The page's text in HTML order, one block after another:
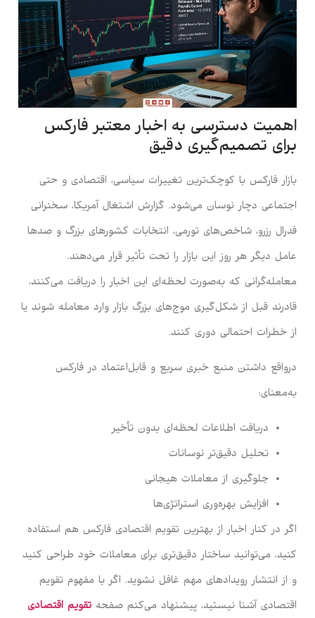
اهمیت دسترسی به اخبار معتبر فارکس
برای تصمیم‌گیری دقیق
بازار فارکس با کوچک‌ترین تغییرات سیاسی، اقتصادی و حتی
اجتماعی دچار نوسان می‌شود. گزارش اشتغال آمریکا، سخنرانی
فدرال رزرو، شاخص‌های تورمی، انتخابات کشورهای بزرگ و صدها
عامل دیگر هر روز این بازار را تحت تأثیر قرار می‌دهند.
معامله‌گرانی که به‌صورت لحظه‌ای این اخبار را دریافت می‌کنند،
قادرند قبل از شکل‌گیری موج‌های بزرگ بازار وارد معامله شوند یا
از خطرات احتمالی دوری کنند.
درواقع داشتن منبع خبری سریع و قابل‌اعتماد در فارکس
به‌معنای:
دریافت اطلاعات لحظه‌ای بدون تأخیر
تحلیل دقیق‌تر نوسانات
جلوگیری از معاملات هیجانی
افزایش بهره‌وری استراتژی‌ها
اگر در کنار اخبار از بهترین تقویم اقتصادی فارکس هم استفاده
کنید، می‌توانید ساختار دقیق‌تری برای معاملات خود طراحی کنید
و از انتشار رویدادهای مهم غافل نشوید. اگر با مفهوم تقویم
اقتصادی آشنا نیستید، پیشنهاد می‌کنم صفحه تقویم اقتصادی